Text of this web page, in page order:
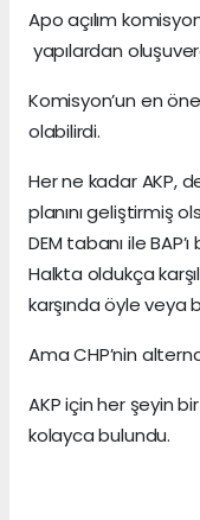
Apo açılım
yapılardan
Komisyon’un en
olabilirdi.
Her ne kadar AKP,
planını geliştirmiş
DEM tabanı ile
Halkta oldukça
karşında öyle veya
Ama CHP’nin
AKP için her şeyin
kolayca bulundu.